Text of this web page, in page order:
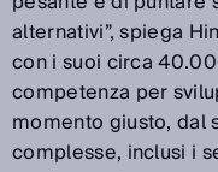
alternativi”, spiega
con i suoi circa
competenza per
momento giusto, dal
complesse, inclusi i